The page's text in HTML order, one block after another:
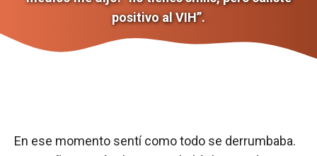
positivo al VIH”.
En ese momento sentí como todo se derrumbaba.